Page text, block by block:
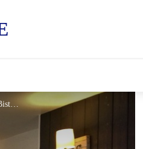
196932929_440126270392656_953203089812655281_n - Le petit Bistrot